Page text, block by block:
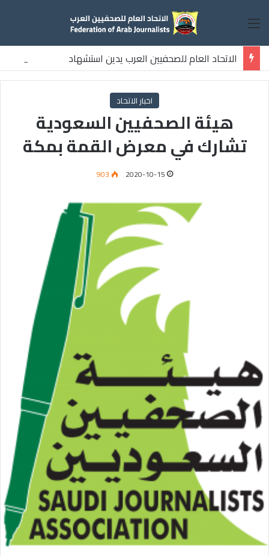
القائمة
الاتحاد العام للصحفيين العرب يدين استشهاد
ثلاثة صحفيين فلسطينيين باستهداف إسرائيلي وسط قطاع غزة
اخبار الاتحاد
هيئة الصحفيين السعودية
تشارك في معرض القمة بمكة
2020-10-15
903